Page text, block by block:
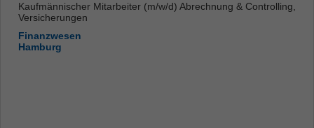
Kaufmännischer Mitarbeiter (m/w/d) Abrechnung & Controlling,
Versicherungen
Finanzwesen
Hamburg